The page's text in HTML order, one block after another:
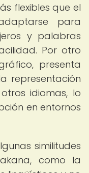
flexibles que el
para
y palabras
Por otro
presenta
representación
idiomas, lo
en entornos
similitudes
como la